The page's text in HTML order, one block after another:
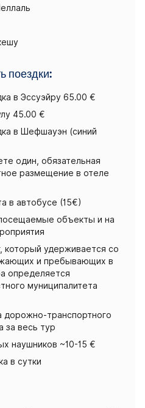
поездки:
в Эссуэйру 65.00 €
45.00 €
в Шефшауэн (синий
один, обязательная
размещение в отеле
в автобусе (15€)
объекты и на
который удерживается со
и пребывающих в
определяется
муниципалитета
дорожно-транспортного
за весь тур
наушников ~10-15 €
в сутки